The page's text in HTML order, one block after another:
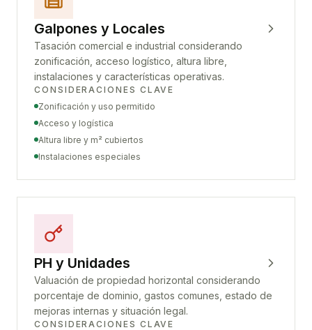
Galpones y Locales
Tasación comercial e industrial considerando
zonificación, acceso logístico, altura libre,
instalaciones y características operativas.
CONSIDERACIONES CLAVE
Zonificación y uso permitido
Acceso y logística
Altura libre y m² cubiertos
Instalaciones especiales
PH y Unidades
Valuación de propiedad horizontal considerando
porcentaje de dominio, gastos comunes, estado de
mejoras internas y situación legal.
CONSIDERACIONES CLAVE